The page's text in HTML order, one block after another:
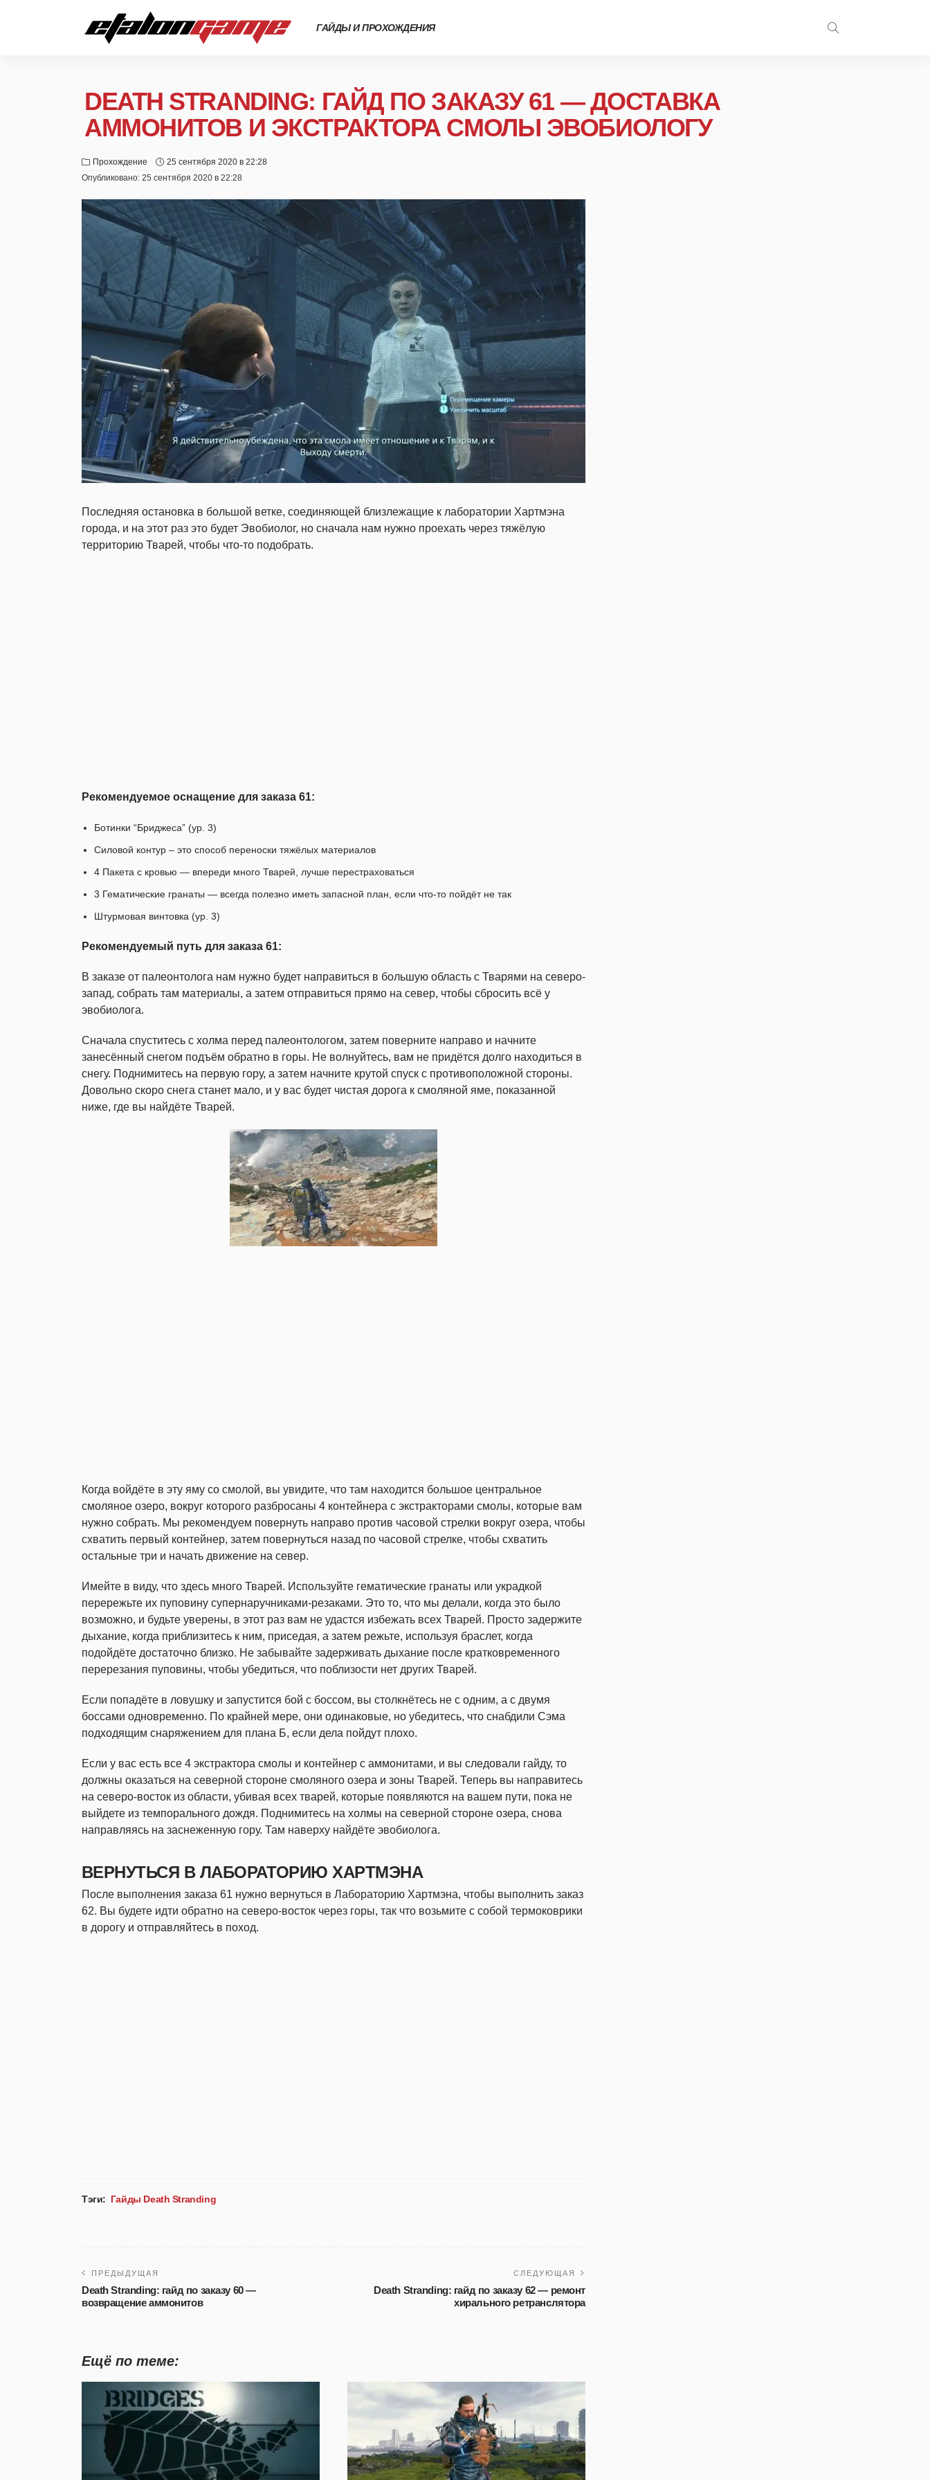
ГАЙДЫ И ПРОХОЖДЕНИЯ
DEATH STRANDING: ГАЙД ПО ЗАКАЗУ 61 — ДОСТАВКА
АММОНИТОВ И ЭКСТРАКТОРА СМОЛЫ ЭВОБИОЛОГУ
Прохождение
25 сентября 2020 в 22:28
Опубликовано: 25 сентября 2020 в 22:28
Последняя остановка в большой ветке, соединяющей близлежащие к лаборатории Хартмэна
города, и на этот раз это будет Эвобиолог, но сначала нам нужно проехать через тяжёлую
территорию Тварей, чтобы что-то подобрать.
Рекомендуемое оснащение для заказа 61:
Ботинки “Бриджеса” (ур. 3)
Силовой контур – это способ переноски тяжёлых материалов
4 Пакета с кровью — впереди много Тварей, лучше перестраховаться
3 Гематические гранаты — всегда полезно иметь запасной план, если что-то пойдёт не так
Штурмовая винтовка (ур. 3)
Рекомендуемый путь для заказа 61:
В заказе от палеонтолога нам нужно будет направиться в большую область с Тварями на северо-
запад, собрать там материалы, а затем отправиться прямо на север, чтобы сбросить всё у
эвобиолога.
Сначала спуститесь с холма перед палеонтологом, затем поверните направо и начните
занесённый снегом подъём обратно в горы. Не волнуйтесь, вам не придётся долго находиться в
снегу. Поднимитесь на первую гору, а затем начните крутой спуск с противоположной стороны.
Довольно скоро снега станет мало, и у вас будет чистая дорога к смоляной яме, показанной
ниже, где вы найдёте Тварей.
Когда войдёте в эту яму со смолой, вы увидите, что там находится большое центральное
смоляное озеро, вокруг которого разбросаны 4 контейнера с экстракторами смолы, которые вам
нужно собрать. Мы рекомендуем повернуть направо против часовой стрелки вокруг озера, чтобы
схватить первый контейнер, затем повернуться назад по часовой стрелке, чтобы схватить
остальные три и начать движение на север.
Имейте в виду, что здесь много Тварей. Используйте гематические гранаты или украдкой
перережьте их пуповину супернаручниками-резаками. Это то, что мы делали, когда это было
возможно, и будьте уверены, в этот раз вам не удастся избежать всех Тварей. Просто задержите
дыхание, когда приблизитесь к ним, приседая, а затем режьте, используя браслет, когда
подойдёте достаточно близко. Не забывайте задерживать дыхание после кратковременного
перерезания пуповины, чтобы убедиться, что поблизости нет других Тварей.
Если попадёте в ловушку и запустится бой с боссом, вы столкнётесь не с одним, а с двумя
боссами одновременно. По крайней мере, они одинаковые, но убедитесь, что снабдили Сэма
подходящим снаряжением для плана Б, если дела пойдут плохо.
Если у вас есть все 4 экстрактора смолы и контейнер с аммонитами, и вы следовали гайду, то
должны оказаться на северной стороне смоляного озера и зоны Тварей. Теперь вы направитесь
на северо-восток из области, убивая всех тварей, которые появляются на вашем пути, пока не
выйдете из темпорального дождя. Поднимитесь на холмы на северной стороне озера, снова
направляясь на заснеженную гору. Там наверху найдёте эвобиолога.
ВЕРНУТЬСЯ В ЛАБОРАТОРИЮ ХАРТМЭНА
После выполнения заказа 61 нужно вернуться в Лабораторию Хартмэна, чтобы выполнить заказ
62. Вы будете идти обратно на северо-восток через горы, так что возьмите с собой термоковрики
в дорогу и отправляйтесь в поход.
Тэги: Гайды Death Stranding
ПРЕДЫДУЩАЯ
Death Stranding: гайд по заказу 60 —
возвращение аммонитов
СЛЕДУЮЩАЯ
Death Stranding: гайд по заказу 62 — ремонт
хирального ретранслятора
Ещё по теме: